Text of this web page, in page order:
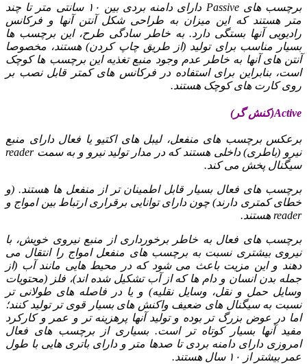
برچسب های Passive دارای دامنه بردی بین ۱۰ سانتی متر تا چند
متر هستند که این میزان به طراحی شکل آنتن آنها و فرکانس
رادیویی آنها بستگی دارد. به خاطر سادگی طرح، این برچسب ها
بسیار مناسب برای تولید (از طریق چاپ کردن) هستند، مخصوصا
آنتن های آنها به خاطر عدم وجود منبع تغذیه این برچسب ها کوچک
است، بنابراین برای استفاده در فرکانس های کمتر قابل نصب بر
روی کارت های کوچک هستند.
Active(کنش گر)
برعکس برچسب های منفعل، لیبل های اکتیو یا فعال دارای منبع
نیرو (باطری) داخلی هستند که در مدار تولید نیرو و به سمت reader
سیگنال پخش می کند.
برچسب های فعال بسیار قابل اطمینان تر از منفعل ها هستند. (و
خطای کمتری دارند) چون دارای توانایی برقراری ارتباط بین امواج و
reader هستند.
برچسب های فعال به خاطر برخورداری از منبع نیروی خویش، با
نیروی بیشتری نسبت به برچسب های منفعل امواج را انتقال می
دهند و این مزیت باعث می شود که در محیط هایی مانند آب (از
جمله بدن انسان و دام ها که از آب تشکیل شده اند)، فلز (محتویات
وسایل حمل و نقل، وسایل نقلیه) و یا در فاصله های طولانی تر
نسبت به سیگنال های ضعیف واکنش های بسیار قوی تر تولید کنند؛
اما در عوض بزرگ تر بوده و تولید آنها پرهزینه تر و عمر و کارکرد
مفید آنها بسیار کوتاه تر است. بسیاری از برچسب های فعال
امروزی دارای دامنه بردی تا صدها متر و دارای باتری هایی با طول
عمر بیشتر از ۱۰ سال هستند.